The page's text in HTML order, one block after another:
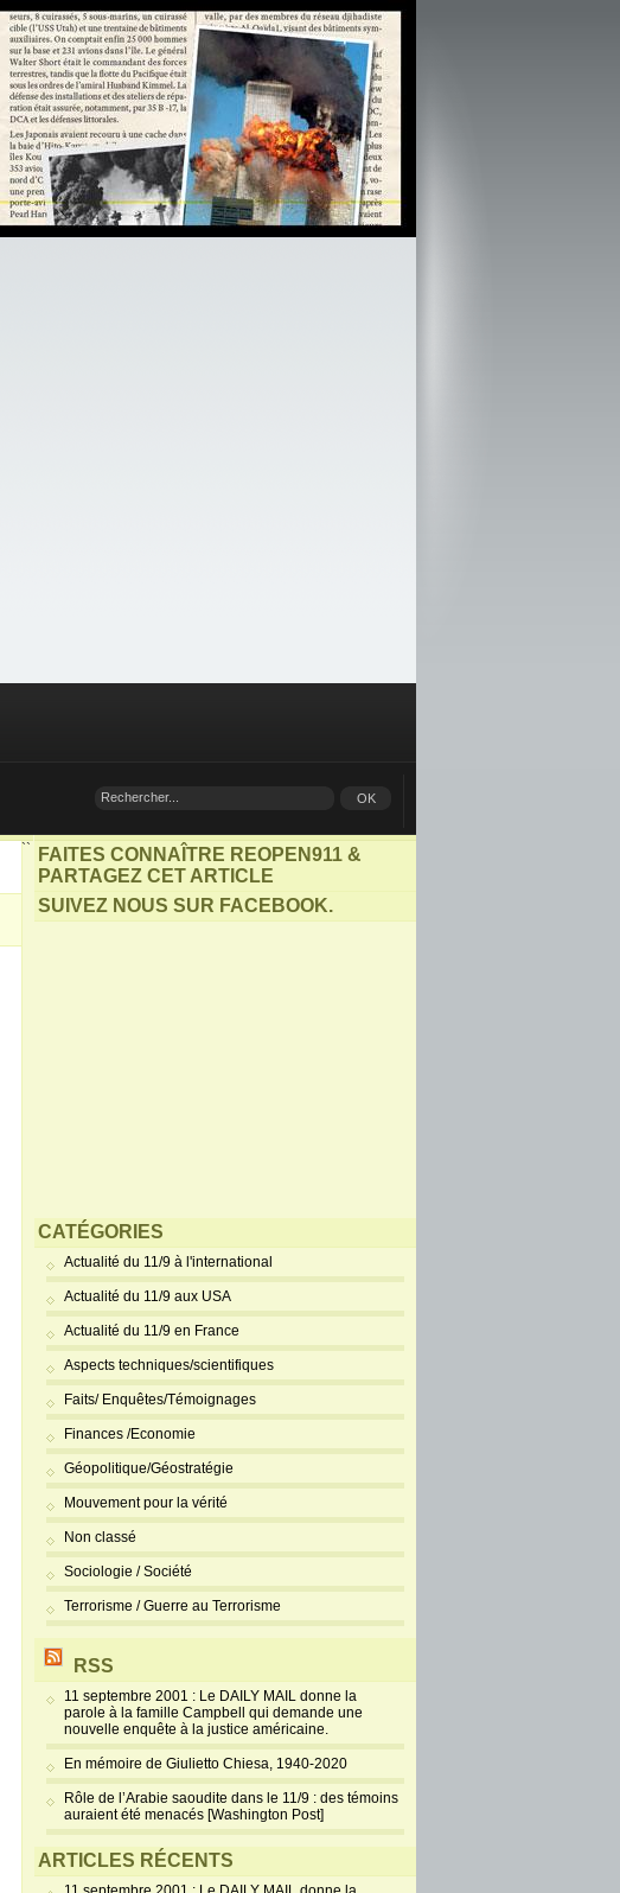
``
FAITES CONNAÎTRE REOPEN911 &
PARTAGEZ CET ARTICLE
SUIVEZ NOUS SUR FACEBOOK.
CATÉGORIES
Actualité du 11/9 à l'international
Actualité du 11/9 aux USA
Actualité du 11/9 en France
Aspects techniques/scientifiques
Faits/ Enquêtes/Témoignages
Finances /Economie
Géopolitique/Géostratégie
Mouvement pour la vérité
Non classé
Sociologie / Société
Terrorisme / Guerre au Terrorisme
RSS
11 septembre 2001 : Le DAILY MAIL donne la
parole à la famille Campbell qui demande une
nouvelle enquête à la justice américaine.
En mémoire de Giulietto Chiesa, 1940-2020
Rôle de l’Arabie saoudite dans le 11/9 : des témoins
auraient été menacés [Washington Post]
ARTICLES RÉCENTS